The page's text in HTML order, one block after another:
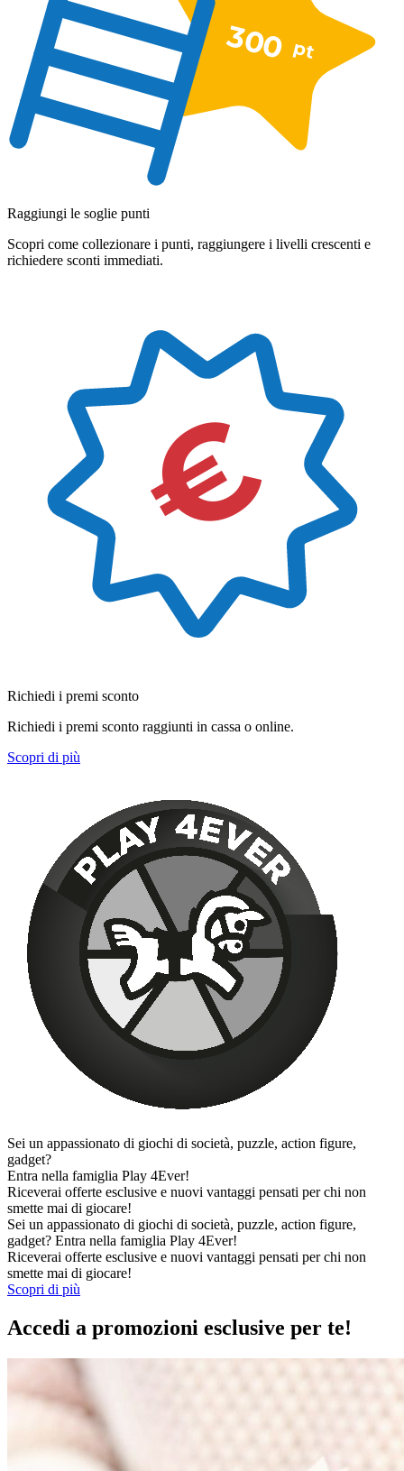
300 pt
Raggiungi le soglie punti
Scopri come collezionare i punti, raggiungere i livelli crescenti e
richiedere sconti immediati.
€
Richiedi i premi sconto
Richiedi i premi sconto raggiunti in cassa o online.
Scopri di più
Sei un appassionato di giochi di società, puzzle, action figure,
gadget?
Entra nella famiglia Play 4Ever!
Riceverai offerte esclusive e nuovi vantaggi pensati per chi non
smette mai di giocare!
Sei un appassionato di giochi di società, puzzle, action figure,
gadget? Entra nella famiglia Play 4Ever!
Riceverai offerte esclusive e nuovi vantaggi pensati per chi non
smette mai di giocare!
Scopri di più
Accedi a promozioni esclusive per te!